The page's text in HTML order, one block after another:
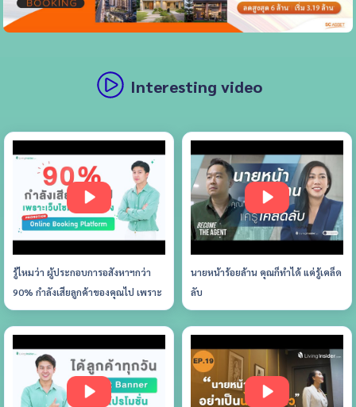
Interesting video
รู้ไหมว่า ผู้ประกอบการอสังหาฯกว่า
90% กำลังเสียลูกค้าของคุณไป เพราะ
เว็บไซต์ของคุณเอง
นายหน้าร้อยล้าน คุณก็ทำได้ แค่รู้เคล็ด
ลับ